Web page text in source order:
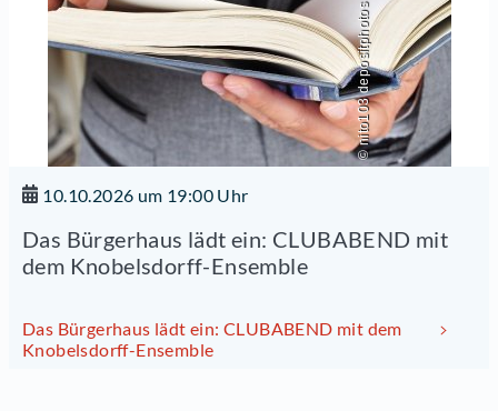
© nito103 depositphotos
10.10.2026 um 19:00 Uhr
Das Bürgerhaus lädt ein: CLUBABEND mit
dem Knobelsdorff-Ensemble
Das Bürgerhaus lädt ein: CLUBABEND mit dem
Knobelsdorff-Ensemble